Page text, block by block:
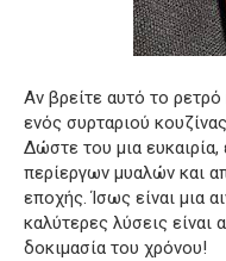
Αν βρείτε αυτό το
ενός συρταριού
Δώστε του μια
περίεργων μυαλών και
εποχής. Ίσως είναι μια
καλύτερες λύσεις είναι
δοκιμασία του χρόνου!